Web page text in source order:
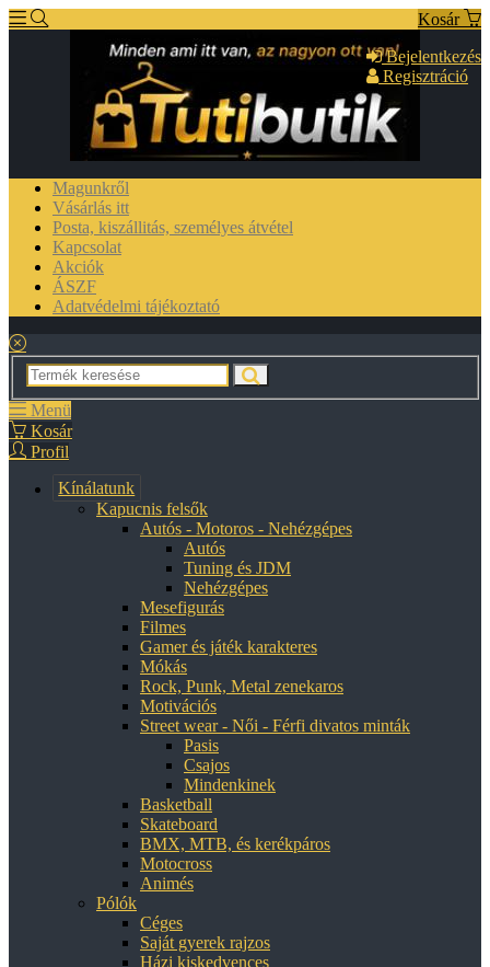
Kosár
Bejelentkezés
Regisztráció
Magunkről
Vásárlás itt
Posta, kiszállitás, személyes átvétel
Kapcsolat
Akciók
ÁSZF
Adatvédelmi tájékoztató
Menü
Kosár
Profil
Kínálatunk
Kapucnis felsők
Autós - Motoros - Nehézgépes
Autós
Tuning és JDM
Nehézgépes
Mesefigurás
Filmes
Gamer és játék karakteres
Mókás
Rock, Punk, Metal zenekaros
Motivációs
Street wear - Női - Férfi divatos minták
Pasis
Csajos
Mindenkinek
Basketball
Skateboard
BMX, MTB, és kerékpáros
Motocross
Animés
Pólók
Céges
Saját gyerek rajzos
Házi kiskedvences